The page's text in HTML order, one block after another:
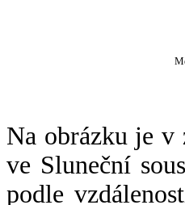
Na obrázku je v
ve Sluneční
podle